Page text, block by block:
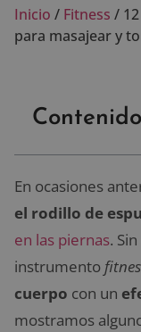
Inicio / Fitness /
para masajear y
En ocasiones
el rodillo de
en las piernas.
instrumento
cuerpo con un
mostramos